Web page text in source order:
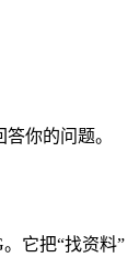
你的问题。
。它把“找资料”